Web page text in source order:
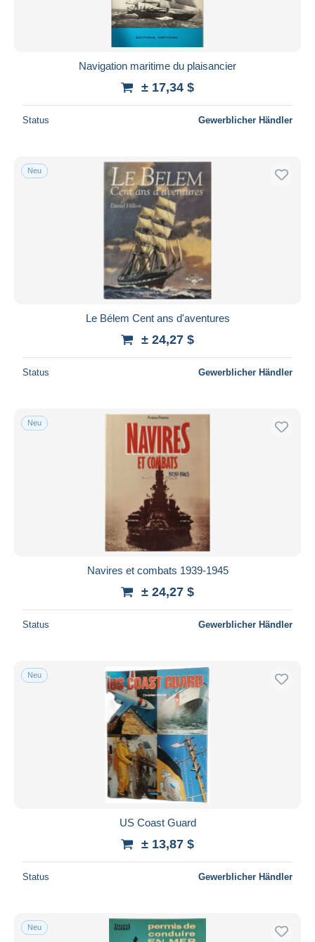
Navigation maritime du plaisancier
± 17,34 $
Status Gewerblicher Händler
Neu
Le Bélem Cent ans d'aventures
± 24,27 $
Status Gewerblicher Händler
Neu
Navires et combats 1939-1945
± 24,27 $
Status Gewerblicher Händler
Neu
US Coast Guard
± 13,87 $
Status Gewerblicher Händler
Neu